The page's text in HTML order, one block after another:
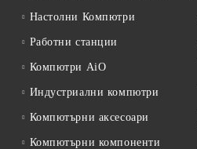
Настолни Компютри
Работни станции
Компютри AiO
Индустриални компютри
Компютърни аксесоари
Компютърни компоненти